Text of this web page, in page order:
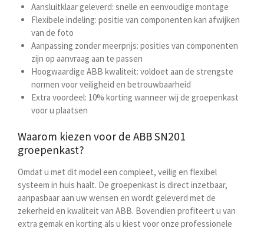
Aansluitklaar geleverd: snelle en eenvoudige montage
Flexibele indeling: positie van componenten kan afwijken
van de foto
Aanpassing zonder meerprijs: posities van componenten
zijn op aanvraag aan te passen
Hoogwaardige ABB kwaliteit: voldoet aan de strengste
normen voor veiligheid en betrouwbaarheid
Extra voordeel: 10% korting wanneer wij de groepenkast
voor u plaatsen
Waarom kiezen voor de ABB SN201
groepenkast?
Omdat u met dit model een compleet, veilig en flexibel
systeem in huis haalt. De groepenkast is direct inzetbaar,
aanpasbaar aan uw wensen en wordt geleverd met de
zekerheid en kwaliteit van ABB. Bovendien profiteert u van
extra gemak en korting als u kiest voor onze professionele